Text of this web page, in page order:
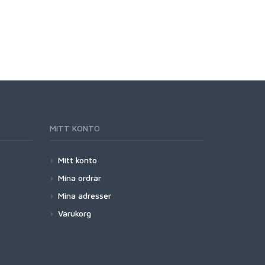
MITT KONTO
Mitt konto
Mina ordrar
Mina adresser
Varukorg